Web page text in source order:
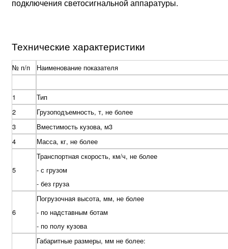
подключения светосигнальной аппаратуры.
Технические характеристики
№ п/п Наименование показателя
1
Тип
2
Грузоподъемность, т, не более
3
Вместимость кузова, м3
4
Масса, кг, не более
5
Транспортная скорость, км/ч, не более
- с грузом
- без груза
6
Погрузочная высота, мм, не более
- по надставным ботам
- по полу кузова
Габаритные размеры, мм не более: